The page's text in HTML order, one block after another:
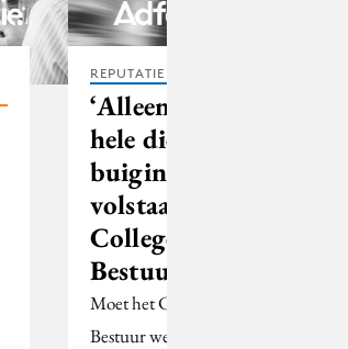
REPUTATIE & CRISIS
‘Alleen een
hele diepe
buiging
volstaat voor
College van
Bestuur UvA’
Moet het College van
Bestuur weg vanwege